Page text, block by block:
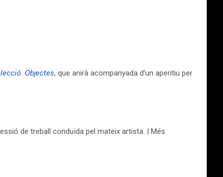
Objectes, que anirà acompanyada d’un aperitiu per
de treball conduïda pel mateix artista. | Més